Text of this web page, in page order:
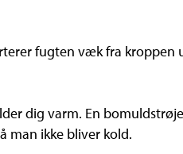
fugten væk fra kroppen
dig varm. En
man ikke bliver kold.